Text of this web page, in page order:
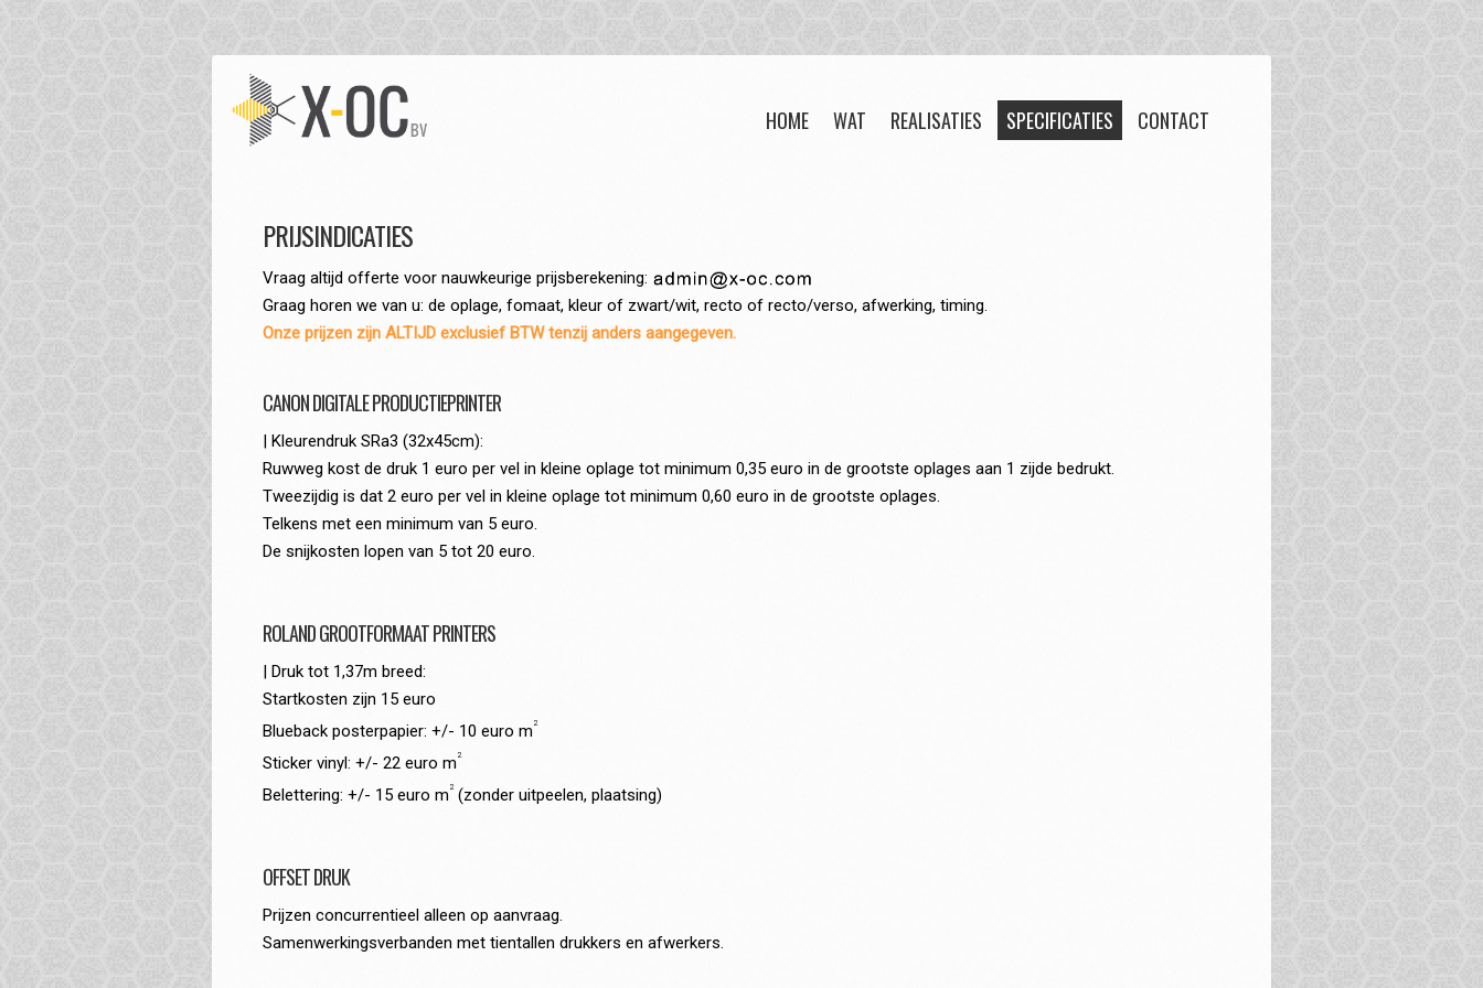
HOME WAT REALISATIES SPECIFICATIES CONTACT
PRIJSINDICATIES
Vraag altijd offerte voor nauwkeurige prijsberekening:
Graag horen we van u: de oplage, fomaat, kleur of zwart/wit, recto of recto/verso, afwerking, timing.
Onze prijzen zijn ALTIJD exclusief BTW tenzij anders aangegeven.
CANON DIGITALE PRODUCTIEPRINTER
| Kleurendruk SRa3 (32x45cm):
Ruwweg kost de druk 1 euro per vel in kleine oplage tot minimum 0,35 euro in de grootste oplages aan 1 zijde bedrukt.
Tweezijdig is dat 2 euro per vel in kleine oplage tot minimum 0,60 euro in de grootste oplages.
Telkens met een minimum van 5 euro.
De snijkosten lopen van 5 tot 20 euro.
ROLAND GROOTFORMAAT PRINTERS
| Druk tot 1,37m breed:
Startkosten zijn 15 euro
Blueback posterpapier: +/- 10 euro m 2
Sticker vinyl: +/- 22 euro m 2
Belettering: +/- 15 euro m 2(zonder uitpeelen, plaatsing)
OFFSET DRUK
Prijzen concurrentieel alleen op aanvraag.
Samenwerkingsverbanden met tientallen drukkers en afwerkers.